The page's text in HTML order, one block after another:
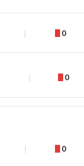
0
0
0